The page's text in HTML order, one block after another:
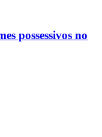
possessivos no